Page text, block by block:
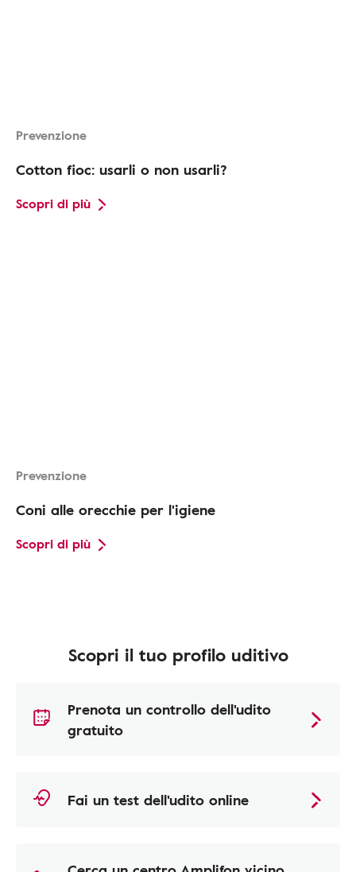
Prevenzione
Cotton fioc: usarli o non usarli?
Scopri di più
Prevenzione
Coni alle orecchie per l'igiene
Scopri di più
Scopri il tuo profilo uditivo
Prenota un controllo dell'udito
gratuito
Fai un test dell'udito online